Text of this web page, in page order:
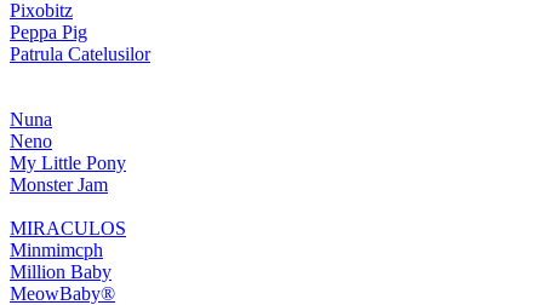
Pixobitz
Peppa Pig
Patrula Catelusilor
Nuna
Neno
My Little Pony
Monster Jam
MIRACULOS
Minmimcph
Million Baby
MeowBaby®